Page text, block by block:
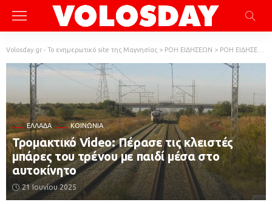
Volosday.gr - Το ενημερωτικό site της Μαγνησίας > ΡΟΗ ΕΙΔΗΣΕΩΝ > ΡΟΗ ΕΙΔΗΣΕΩΝ
ΕΛΛΆΔΑ ΚΟΙΝΩΝΙΑ
Τρομακτικό Video: Πέρασε τις κλειστές
μπάρες του τρένου με παιδί μέσα στο
αυτοκίνητο
21 Ιουνίου 2025